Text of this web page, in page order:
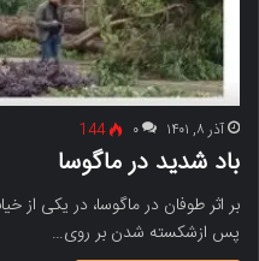
آذر ۸, ۱۴۰۱ ۰ 144
باد شدید در ماگوسا
بر اثر طوفان در ماگوسا، در یکی
پس ازشکسته شدن بر روی…